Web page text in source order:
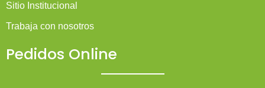
Sitio Institucional
Trabaja con nosotros
Pedidos Online